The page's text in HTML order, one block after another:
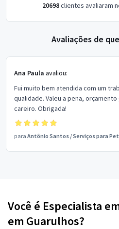
20698clientes avaliaram
Avaliações de
Ana Paula avaliou:
Fui muito bem atendida com um
qualidade. Valeu a pena,
careiro. Obrigada!
para Antônio Santos /Serviços para
Você é Especialista
em Guarulhos?